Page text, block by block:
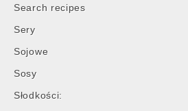
Search recipes
Sery
Sojowe
Sosy
Słodkości: